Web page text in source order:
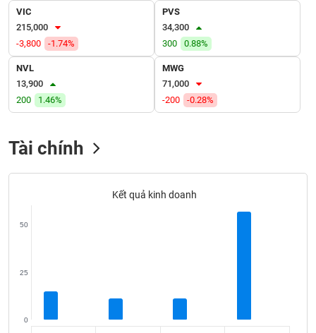
VIC
215,000
-3,800
-1.74%
PVS
34,300
300
0.88%
NVL
13,900
200
1.46%
MWG
71,000
-200
-0.28%
Tài chính
Kết quả kinh doanh
0
25
50
BẤT
ĐỘNG
SẢN
Mã
chứng
(-)